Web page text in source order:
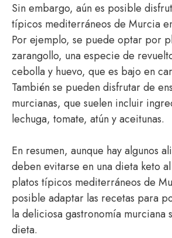
Sin embargo, aún es posible
típicos mediterráneos de Murcia
Por ejemplo, se puede optar por
zarangollo, una especie de
cebolla y huevo, que es bajo en
También se pueden disfrutar de
murcianas, que suelen incluir
lechuga, tomate, atún y aceitunas.
En resumen, aunque hay algunos
deben evitarse en una dieta keto
platos típicos mediterráneos de
posible adaptar las recetas para
la deliciosa gastronomía murciana
dieta.